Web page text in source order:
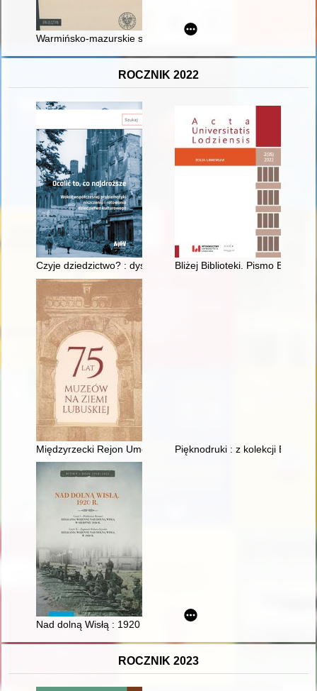
Warmińsko-mazurskie studia z historii najnowszej. T. 1
ROCZNIK 2022
Czyje dziedzictwo? : dyskusja poprzedzająca odbudowę
Bliżej Biblioteki. Pismo
Międzyrzecki Rejon Umocniony - Muzeum Fortyfikacji i
Pięknodruki : z kolekcji
Nad dolną Wisłą : 1920 r
ROCZNIK 2023